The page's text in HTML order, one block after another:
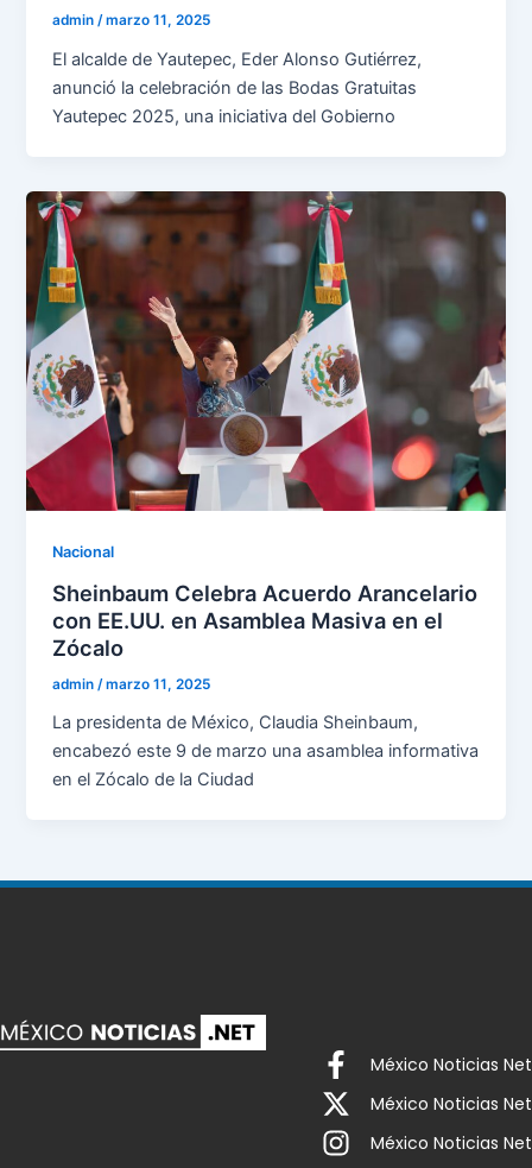
admin/marzo 11, 2025
El alcalde de Yautepec, Eder Alonso Gutiérrez,
anunció la celebración de las Bodas Gratuitas
Yautepec 2025, una iniciativa del Gobierno
Nacional
Sheinbaum Celebra Acuerdo Arancelario
con EE.UU. en Asamblea Masiva en el
Zócalo
admin /marzo 11, 2025
La presidenta de México, Claudia Sheinbaum,
encabezó este 9 de marzo una asamblea informativa
en el Zócalo de la Ciudad
México Noticias Net
México Noticias Net
México Noticias Net